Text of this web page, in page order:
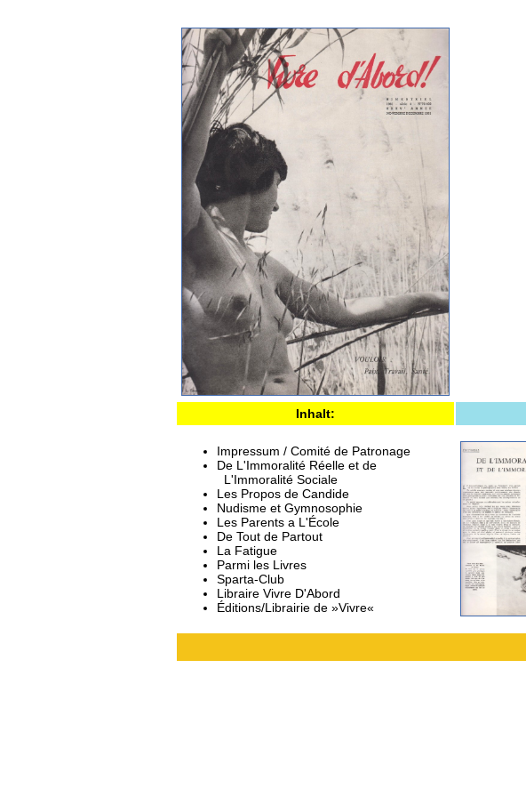
Inhalt:
Impressum / Comité de Patronage
De L'Immoralité Réelle et de
L'Immoralité Sociale
Les Propos de Candide
Nudisme et Gymnosophie
Les Parents a L'École
De Tout de Partout
La Fatigue
Parmi les Livres
Sparta-Club
Libraire Vivre D'Abord
Éditions/Librairie de »Vivre«